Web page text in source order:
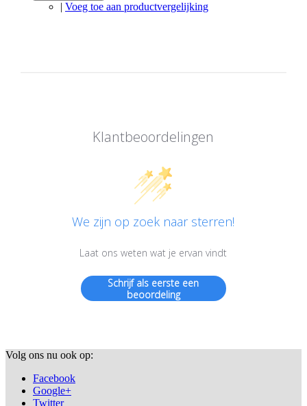
Voeg toe aan productvergelijking
Klantbeoordelingen
We zijn op zoek naar sterren!
Laat ons weten wat je ervan vindt
Schrijf als eerste een
beoordeling
Volg ons nu ook op:
Facebook
Google+
Twitter